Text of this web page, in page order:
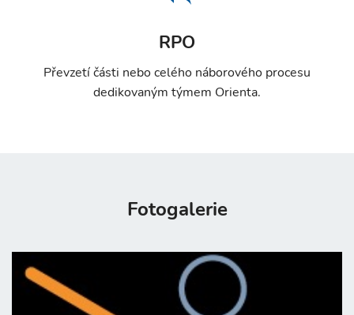
RPO
Převzetí části nebo celého náborového procesu
dedikovaným týmem Orienta.
Fotogalerie